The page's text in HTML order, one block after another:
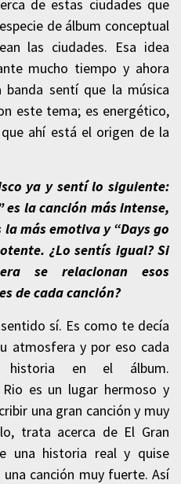
de estas ciudades que
de álbum conceptual
las ciudades. Esa idea
mucho tiempo y ahora
sentí que la música
este tema; es energético,
ahí está el origen de la
ya y sentí lo siguiente:
es la canción más intense,
la más emotiva y “Days go
¿Lo sentís igual? Si
se relacionan esos
de cada canción?
sí. Es como te decía
atmosfera y por eso cada
en el álbum.
es un lugar hermoso y
una gran canción y muy
trata acerca de El Gran
una historia real y quise
canción muy fuerte. Así